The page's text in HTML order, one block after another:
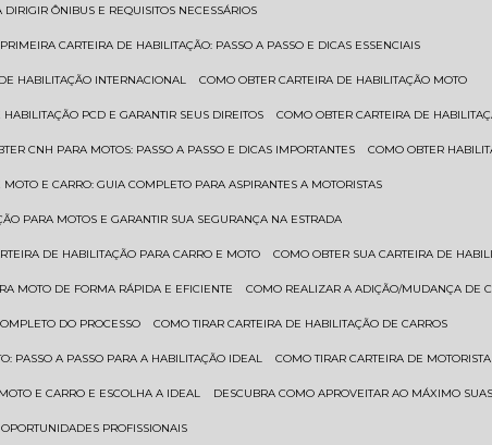
DIRIGIR ÔNIBUS E REQUISITOS NECESSÁRIOS
PRIMEIRA CARTEIRA DE HABILITAÇÃO: PASSO A PASSO E DICAS ESSENCIAIS
HABILITAÇÃO INTERNACIONAL COMO OBTER CARTEIRA DE HABILITAÇÃO MOTO
HABILITAÇÃO PCD E GARANTIR SEUS DIREITOS COMO OBTER CARTEIRA DE
CNH PARA MOTOS: PASSO A PASSO E DICAS IMPORTANTES COMO OBTER
MOTO E CARRO: GUIA COMPLETO PARA ASPIRANTES A MOTORISTAS
PARA MOTOS E GARANTIR SUA SEGURANÇA NA ESTRADA
DE HABILITAÇÃO PARA CARRO E MOTO COMO OBTER SUA CARTEIRA DE
MOTO DE FORMA RÁPIDA E EFICIENTE COMO REALIZAR A ADIÇÃO/MUDANÇA DE
DO PROCESSO COMO TIRAR CARTEIRA DE HABILITAÇÃO DE CARROS
PASSO A PASSO PARA A HABILITAÇÃO IDEAL COMO TIRAR CARTEIRA DE
E CARRO E ESCOLHA A IDEAL DESCUBRA COMO APROVEITAR AO MÁXIMO
PROFISSIONAIS